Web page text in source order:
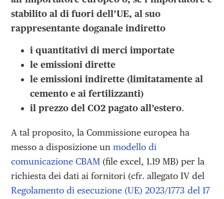
stabilito al di fuori dell’UE, al suo
rappresentante doganale indiretto
i quantitativi di merci importate
le emissioni dirette
le emissioni indirette (limitatamente al
cemento e ai fertilizzanti)
il prezzo del CO2 pagato all’estero.
A tal proposito, la Commissione europea ha
messo a disposizione unmodello di
comunicazione CBAM (file excel, 1.19 MB) per la
richiesta dei dati ai fornitori (cfr. allegato IV del
Regolamento di esecuzione (UE) 2023/1773 del 17